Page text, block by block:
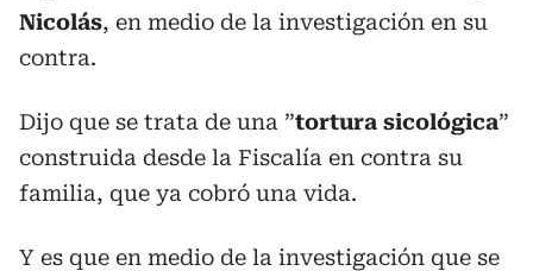
Nicolás, en medio de la investigación en su
contra.
Dijo que se trata de una ”tortura sicológica”
construida desde la Fiscalía en contra su
familia, que ya cobró una vida.
Y es que en medio de la investigación que se